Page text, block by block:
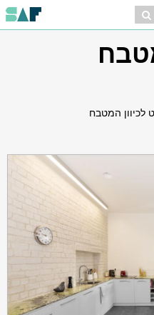
לכיוון המטבח